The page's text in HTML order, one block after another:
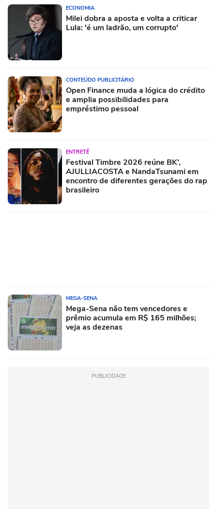
ECONOMIA
Milei dobra a aposta e volta a criticar
Lula: 'é um ladrão, um corrupto'
CONTEÚDO PUBLICITÁRIO
Open Finance muda a lógica do crédito
e amplia possibilidades para
empréstimo pessoal
ENTRETÊ
Festival Timbre 2026 reúne BK’,
AJULLIACOSTA e NandaTsunami em
encontro de diferentes gerações do rap
brasileiro
MEGA-SENA
Mega-Sena não tem vencedores e
prêmio acumula em R$ 165 milhões;
veja as dezenas
PUBLICIDADE